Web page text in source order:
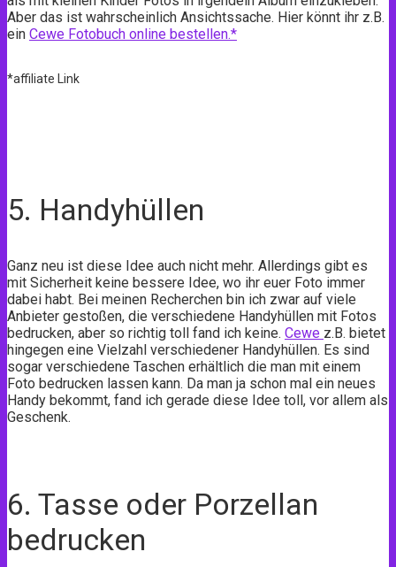
Aber das ist wahrscheinlich Ansichtssache. Hier könnt ihr z.B.
ein Cewe Fotobuch online bestellen.*
*affiliate Link
5. Handyhüllen
Ganz neu ist diese Idee auch nicht mehr. Allerdings gibt es
mit Sicherheit keine bessere Idee, wo ihr euer Foto immer
dabei habt. Bei meinen Recherchen bin ich zwar auf viele
Anbieter gestoßen, die verschiedene Handyhüllen mit Fotos
bedrucken, aber so richtig toll fand ich keine. Cewe z.B. bietet
hingegen eine Vielzahl verschiedener Handyhüllen. Es sind
sogar verschiedene Taschen erhältlich die man mit einem
Foto bedrucken lassen kann. Da man ja schon mal ein neues
Handy bekommt, fand ich gerade diese Idee toll, vor allem als
Geschenk.
6. Tasse oder Porzellan
bedrucken